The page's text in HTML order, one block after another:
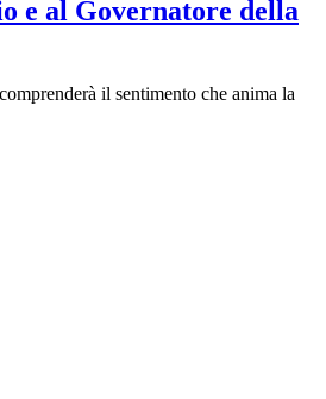
e al Governatore della
il sentimento che anima la